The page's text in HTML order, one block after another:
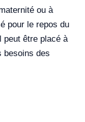
ou à
pour le repos du
peut être placé à
besoins des